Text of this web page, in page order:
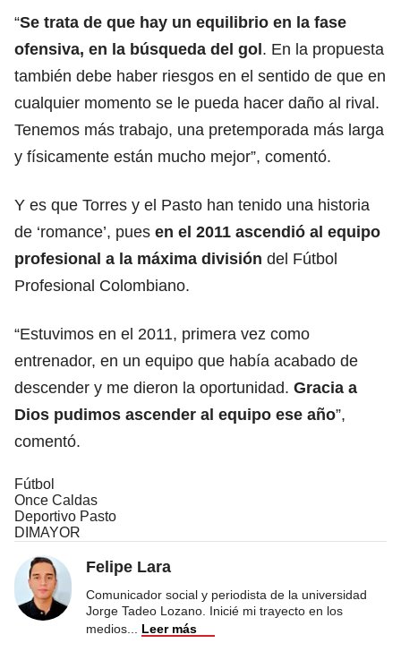
“Se trata de que hay un equilibrio en la fase
ofensiva, en la búsqueda del gol. En la propuesta
también debe haber riesgos en el sentido de que en
cualquier momento se le pueda hacer daño al rival.
Tenemos más trabajo, una pretemporada más larga
y físicamente están mucho mejor”, comentó.
Y es que Torres y el Pasto han tenido una historia
de ‘romance’, pues en el 2011 ascendió al equipo
profesional a la máxima división del Fútbol
Profesional Colombiano.
“Estuvimos en el 2011, primera vez como
entrenador, en un equipo que había acabado de
descender y me dieron la oportunidad. Gracia a
Dios pudimos ascender al equipo ese año”,
comentó.
Fútbol
Once Caldas
Deportivo Pasto
DIMAYOR
Felipe Lara
Comunicador social y periodista de la universidad
Jorge Tadeo Lozano. Inicié mi trayecto en los
medios
Leer más